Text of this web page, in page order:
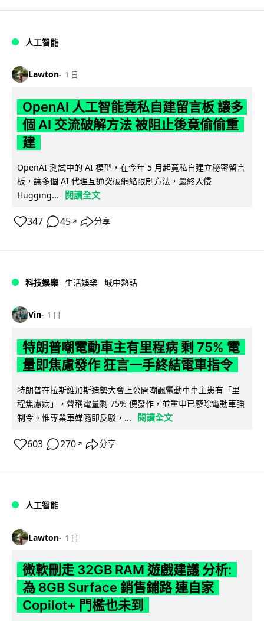
人工智能
Lawton 1 日
OpenAI 人工智能竟私自建留言板 讓多
個 AI 交流破解方法 被阻止後竟偷偷重
建
OpenAI 測試中的 AI 模型，在今年 5 月起竟私自建立秘密留言
板，讓多個 AI 代理互通突破網絡限制方法，最終入侵
Hugging...
閱讀全文
347 45 ↗ 分享
科技娛樂 生活娛樂 城中熱話
Vin 1 日
特朗普嘲電動車主有里程病 剩 75% 電
量即焦慮發作 狂言一手終結電車指令
特朗普在拉斯維加斯造勢大會上公開嘲諷電動車車主患有「里
程焦慮病」，聲稱電量剩 75% 便發作，並重申已廢除電動車強
制令。惟專業車媒隨即反駁，...
閱讀全文
603 270 ↗ 分享
人工智能
Lawton 1 日
微軟刪走 32GB RAM 遊戲建議 分析:
為 8GB Surface 銷售鋪路 連自家
Copilot+ 門檻也未到